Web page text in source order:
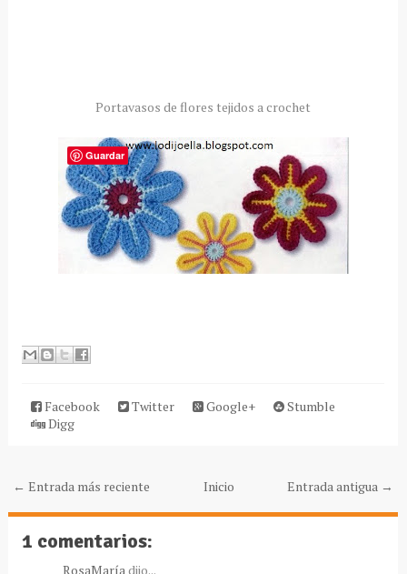
Portavasos de flores tejidos a crochet
Facebook Twitter Google+
Stumble
Digg
← Entrada más reciente Entrada antigua →
Inicio
1 comentarios:
RosaMaríadijo...
Guardar